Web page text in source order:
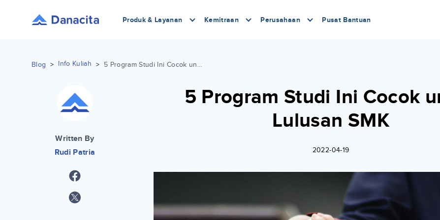
Produk & Layanan Kemitraan Perusahaan Pusat Bantuan
Blog > Info Kuliah > 5 Program Studi Ini Cocok untuk Lulusan SMK
Written By
Rudi Patria
5 Program Studi Ini Cocok
Lulusan SMK
2022-04-19